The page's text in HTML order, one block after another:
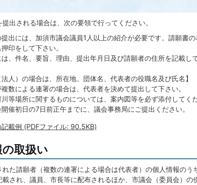
出される場合は、次の要領で行ってください。
出には、加須市議会議員1人以上の紹介が必要です。請願書
印をして下さい。
、件名、要旨、理由、提出年月日及び請願者の住所を記載し
法人）の場合は、所在地、団体名、代表者の役職名及び氏名】
数による連署の場合は、代表者を決めて提出して下さい。
等場所に関するものについては、案内図等を必ず添付してく
催初日の7日前正午までに、議会事務局にご提出ください。
載例 (PDFファイル: 90.5KB)
取扱い
た請願者（複数の連署による場合は代表者）の個人情報のう
載され、議員、市長等に配布されるほか、市議会（委員会）の